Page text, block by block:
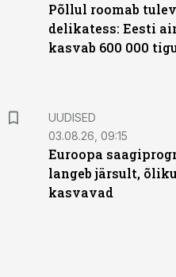
Põllul roomab
delikatess: Eesti
kasvab 600 000
UUDISED
03.08.26, 09:15
Euroopa
langeb järsult,
kasvavad